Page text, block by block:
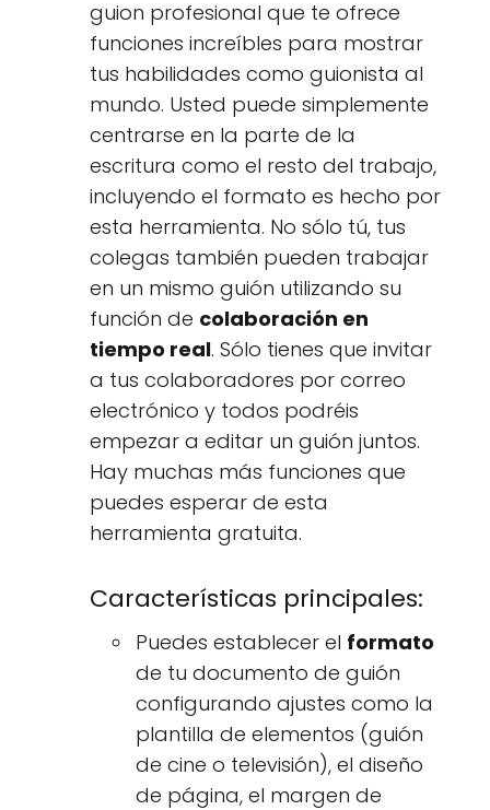
guion profesional que te ofrece
funciones increíbles para mostrar
tus habilidades como guionista al
mundo. Usted puede simplemente
centrarse en la parte de la
escritura como el resto del trabajo,
incluyendo el formato es hecho por
esta herramienta. No sólo tú, tus
colegas también pueden trabajar
en un mismo guión utilizando su
función de colaboración en
tiempo real. Sólo tienes que invitar
a tus colaboradores por correo
electrónico y todos podréis
empezar a editar un guión juntos.
Hay muchas más funciones que
puedes esperar de esta
herramienta gratuita.
Características principales:
Puedes establecer el formato
de tu documento de guión
configurando ajustes como la
plantilla de elementos (guión
de cine o televisión), el diseño
de página, el margen de